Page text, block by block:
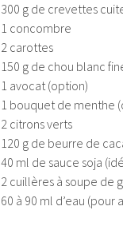
300 g de crevettes
1 concombre
2 carottes
150 g de chou blanc
1 avocat (option)
1 bouquet de menthe
2 citrons verts
120 g de beurre de
40 ml de sauce soja
2 cuillères à soupe de
60 à 90 ml d’eau (pour